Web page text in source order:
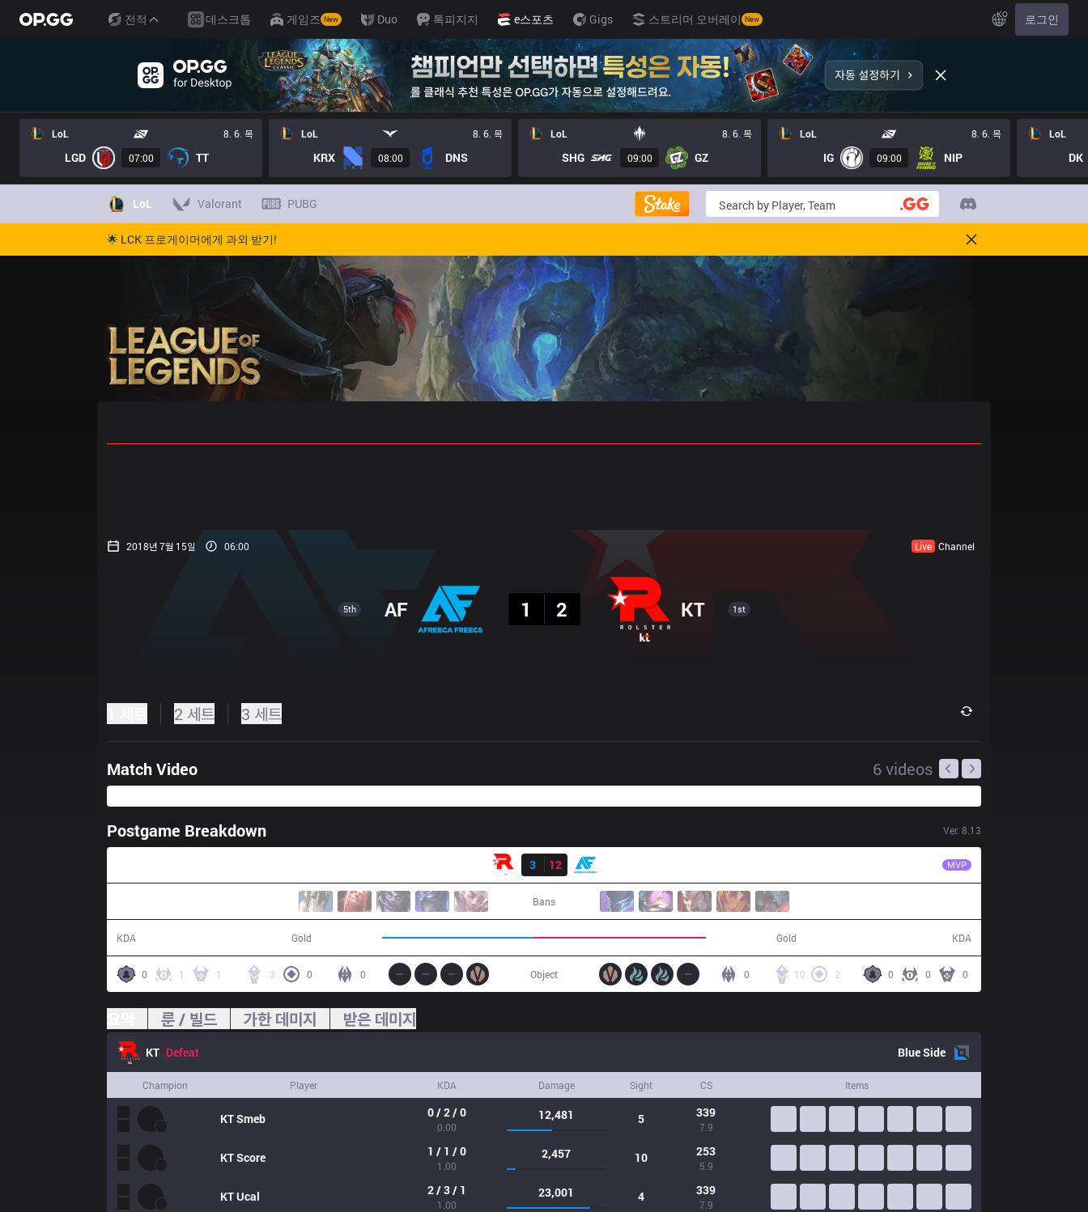
전적 데스크톱 게임즈 New Duo 톡피지지 e스포츠 Gigs 스트리머 오버레이 New KO 로그인
LoL 8. 6. 목
LGD 07:00 TT
LoL 8. 6. 목
KRX 08:00 DNS
LoL 8. 6. 목
SHG 09:00 GZ
LoL 8. 6. 목
IG 09:00 NIP
LoL
DK
LoL Valorant PUBG
🌟 LCK 프로게이머에게 과외 받기!
2018년 7월 15일 06:00 Live Channel
5th AF
1
2 KT 1st
2 세트 3 세트
Match Video 6videos
Postgame Breakdown Ver. 8.13
3
12 MVP
Bans
KDA Gold Gold KDA
0 1 1 3 0 0 0 0 0
10 2
0
Object
룬 / 빌드 가한 데미지 받은 데미지
KT Defeat BlueSide
Champion Player KDA Damage Sight CS Items
KTSmeb 0 / 2 / 0
0.00
12,481 5 339
7.9
KTScore 1 / 1 / 0
1.00
2,457 10 253
5.9
KTUcal 2 / 3 / 1
1.00
23,001 4 339
7.9